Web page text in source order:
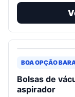
BOA OPÇÃO
Bolsas de
aspirador